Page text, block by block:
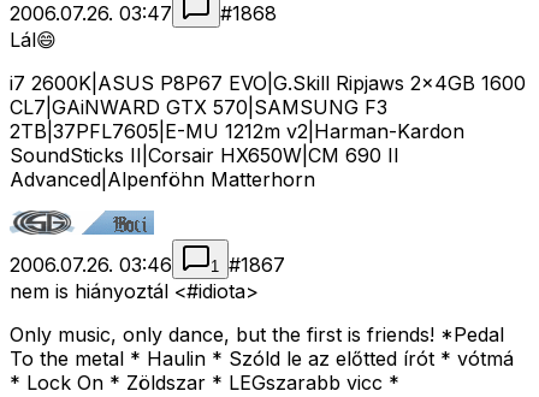
2006.07.26. 03:47 #1868
Lál😄
i7 2600K|ASUS P8P67 EVO|G.Skill Ripjaws 2x4GB 1600
CL7|GAiNWARD GTX 570|SAMSUNG F3
2TB|37PFL7605|E-MU 1212m v2|Harman-Kardon
SoundSticks II|Corsair HX650W|CM 690 II
Advanced|Alpenföhn Matterhorn
2006.07.26. 03:46 1 #1867
nem is hiányoztál <#idiota>
Only music, only dance, but the first is friends! *Pedal
To the metal * Haulin * Szóld le az előtted írót * vótmá
* Lock On * Zöldszar * LEGszarabb vicc *